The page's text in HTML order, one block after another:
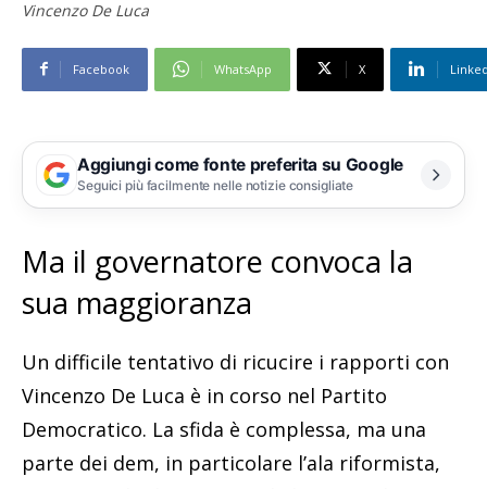
Vincenzo De Luca
Facebook WhatsApp X
Aggiungi come fonte preferita su Google
Seguici più facilmente nelle notizie consigliate
Ma il governatore convoca la
sua maggioranza
Un difficile tentativo di ricucire i rapporti con
Vincenzo De Luca è in corso nel Partito
Democratico. La sfida è complessa, ma una
parte dei dem, in particolare l’ala riformista,